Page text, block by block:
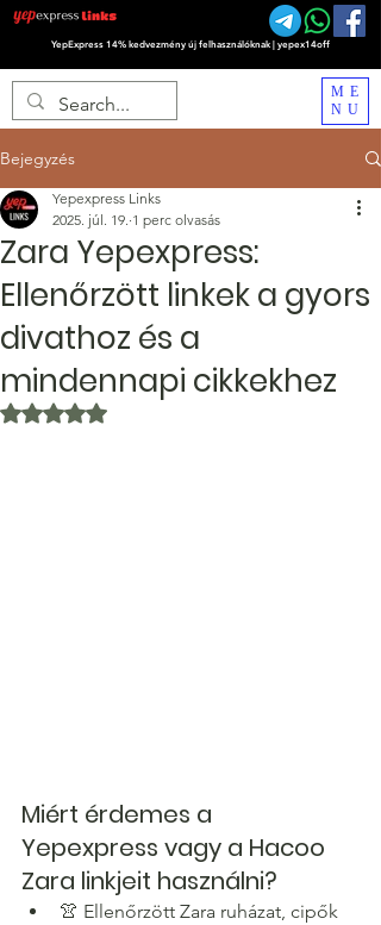
YepExpress 14% kedvezmény új felhasználóknak | yepex14off
ME
NU
Bejegyzés
Zara Yepexpress:
Ellenőrzött linkek a gyors
divathoz és a
mindennapi cikkekhez
Yepexpress Links
2025. júl. 19. 1 perc olvasás
NaN csillagot kapott az 5-ből.
Miért érdemes a
Yepexpress vagy a Hacoo
Zara linkjeit használni?
👚 Ellenőrzött Zara ruházat, cipők